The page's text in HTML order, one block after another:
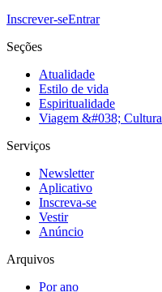
Inscrever-seEntrar
Seções
Atualidade
Estilo de vida
Espiritualidade
Viagem &#038; Cultura
Serviços
Newsletter
Aplicativo
Inscreva-se
Vestir
Anúncio
Arquivos
Por ano